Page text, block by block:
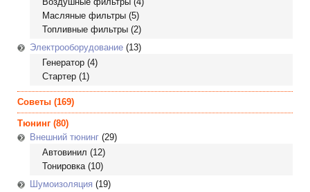
Масляные фильтры (5)
Топливные фильтры (2)
Электрооборудование (13)
Генератор (4)
Стартер (1)
Советы (169)
Тюнинг (80)
Внешний тюнинг (29)
Автовинил (12)
Тонировка(10)
Шумоизоляция (19)